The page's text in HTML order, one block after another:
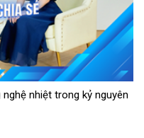
nghệ nhiệt trong kỷ nguyên